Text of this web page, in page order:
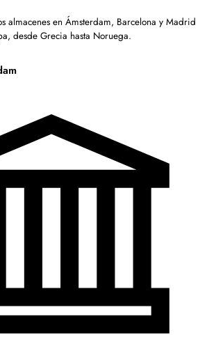
almacenes en Ámsterdam, Barcelona y Madrid
desde Grecia hasta Noruega.